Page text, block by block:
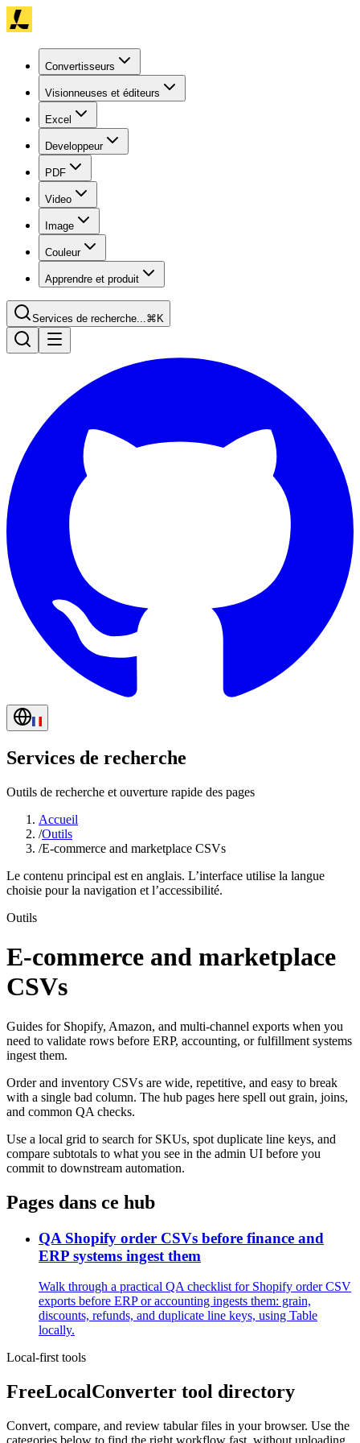
Convertisseurs
Visionneuses et éditeurs
Excel
Developpeur
PDF
Video
Image
Couleur
Apprendre et produit
Services de recherche...⌘K
Services de recherche
Outils de recherche et ouverture rapide des pages
Accueil
/Outils
/E-commerce and marketplace CSVs
Le contenu principal est en anglais. L’interface utilise la langue
choisie pour la navigation et l’accessibilité.
Outils
E-commerce and marketplace
CSVs
Guides for Shopify, Amazon, and multi-channel exports when you
need to validate rows before ERP, accounting, or fulfillment systems
ingest them.
Order and inventory CSVs are wide, repetitive, and easy to break
with a single bad column. The hub pages here spell out grain, joins,
and common QA checks.
Use a local grid to search for SKUs, spot duplicate line keys, and
compare subtotals to what you see in the admin UI before you
commit to downstream automation.
Pages dans ce hub
QA Shopify order CSVs before finance and
ERP systems ingest them
Walk through a practical QA checklist for Shopify order CSV
exports before ERP or accounting ingests them: grain,
discounts, refunds, and duplicate line keys, using Table
locally.
Local-first tools
FreeLocalConverter tool directory
Convert, compare, and review tabular files in your browser. Use the
categories below to find the right workflow fast, without uploading